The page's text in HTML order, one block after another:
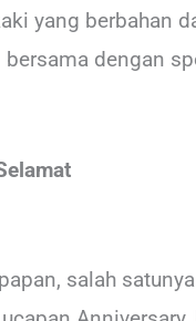
yang berbahan
dengan
salah